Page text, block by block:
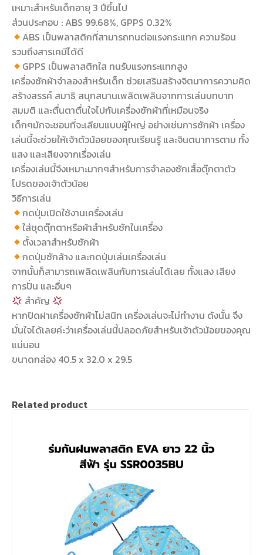
เหมาะสำหรับเด็กอายุ 3 ปีขึ้นไป
ส่วนประกอบ : ABS 99.68%, GPPS 0.32%
ABS เป็นพลาสติกที่สามารถทนต่อแรงกระแทก ความร้อน
รวมถึงสารเคมีได้ดี
GPPS เป็นพลาสติกใส ทนรับแรงกระแทกสูง
เครื่องซักผ้าจำลองสำหรับเด็ก ช่วยเสริมสร้างจิตนาการความคิด
สร้างสรรค์ สมาธิ สนุกสนานเพลิดเพลินจากการเล่นบทบาท
สมมติ และตื่นตาตื่นใจไปกับเครื่องซักผ้าที่เหมือนจริง
เด็กๆมักจะชอบที่จะเลียนแบบผู้ใหญ่ อย่างเช่นการซักผ้า เครื่อง
เล่นนี้จะช่วยให้เจ้าตัวน้อยของคุณเรียนรู้ และจินตนาการตาม ทั้ง
แสง และเสียงจากเรื่องเล่น
เครื่องเล่นนี้จึงเหมาะมากๆสำหรับการจำลองซักเสื้อตุ๊กตาตัว
โปรดของเจ้าตัวน้อย
วิธีการเล่น
กดปุ่มเปิดใช้งานเครื่องเล่น
ใส่ชุดตุ๊กตาหรือผ้าสำหรับซักในเครื่อง
ตั้งเวลาสำหรับซักผ้า
กดปุ่มซักล้าง และกดปุ่มเล่นเครื่องเล่น
จากนั้นก็สามารถเพลิดเพลินกับการเล่นได้เลย ทั้งแสง เสียง
การปั่น และอื่นๆ
สำคัญ
หากปิดฝาเครื่องซักผ้าไม่สนิท เครื่องเล่นจะไม่ทำงาน ดังนั้น จึง
มั่นใจได้เลยค่ะว่าเครื่องเล่นนี้ปลอดภัยสำหรับเจ้าตัวน้อยของคุณ
แน่นอน
ขนาดกล่อง 40.5 x 32.0 x 29.5
Related product